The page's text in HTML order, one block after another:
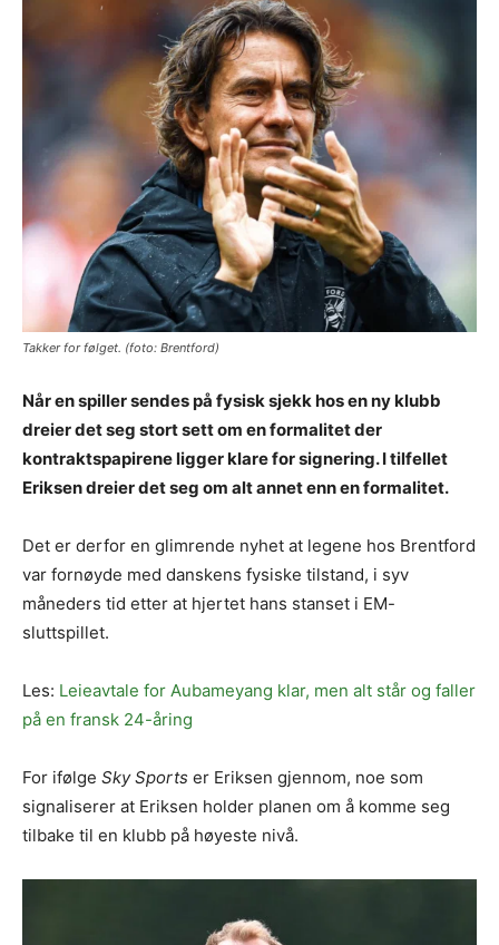
Takker for følget. (foto: Brentford)
Når en spiller sendes på fysisk sjekk hos en ny klubb
dreier det seg stort sett om en formalitet der
kontraktspapirene ligger klare for signering. I tilfellet
Eriksen dreier det seg om alt annet enn en formalitet.
Det er derfor en glimrende nyhet at legene hos Brentford
var fornøyde med danskens fysiske tilstand, i syv
måneders tid etter at hjertet hans stanset i EM-
sluttspillet.
Les: Leieavtale for Aubameyang klar, men alt står og faller
på en fransk 24-åring
For ifølge Sky Sports er Eriksen gjennom, noe som
signaliserer at Eriksen holder planen om å komme seg
tilbake til en klubb på høyeste nivå.